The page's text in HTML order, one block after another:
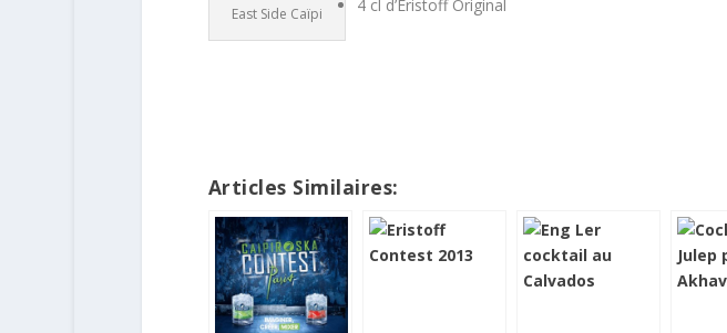
East Side Caïpi
4 cl d’Eristoff Original
Articles Similaires: